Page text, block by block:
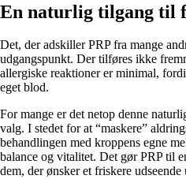
En naturlig tilgang til
Det, der adskiller PRP fra mange
udgangspunkt. Der tilføres ikke
allergiske reaktioner er minimal,
eget blod.
For mange er det netop denne
valg. I stedet for at “maskere”
behandlingen med kroppens egne
balance og vitalitet. Det gør PRP til
dem, der ønsker et friskere